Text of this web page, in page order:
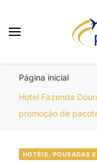
Página inicial
Hotel Fazenda
promoção de
HOTÉIS, POUSADAS